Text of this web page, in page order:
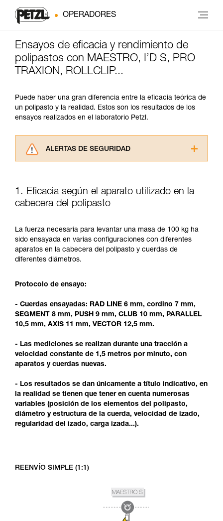
OPERADORES
Ensayos de eficacia y rendimiento de
polipastos con MAESTRO, I’D S, PRO
TRAXION, ROLLCLIP...
Puede haber una gran diferencia entre la eficacia teórica de
un polipasto y la realidad. Estos son los resultados de los
ensayos realizados en el laboratorio Petzl.
ALERTAS DE SEGURIDAD
consultarlo. Usted debe comprender la
información de la ficha técnica para poder
comprender este complemento informativo.
y un entrenamiento específico. Confirme a
través de un profesional su capacidad para
ejecutar estas técnicas, solo y con total
seguridad, antes de ejecutarlas de forma
su actividad. Pueden existir otras que no
1. Eficacia según el aparato utilizado en la
cabecera del polipasto
La fuerza necesaria para levantar una masa de 100 kg ha
sido ensayada en varias configuraciones con diferentes
aparatos en la cabecera del polipasto y cuerdas de
diferentes diámetros.
Protocolo de ensayo:
- Cuerdas ensayadas: RAD LINE 6 mm, cordino 7 mm,
SEGMENT 8 mm, PUSH 9 mm, CLUB 10 mm, PARALLEL
10,5 mm, AXIS 11 mm, VECTOR 12,5 mm.
- Las mediciones se realizan durante una tracción a
velocidad constante de 1,5 metros por minuto, con
aparatos y cuerdas nuevas.
- Los resultados se dan únicamente a título indicativo, en
la realidad se tienen que tener en cuenta numerosas
variables (posición de los elementos del polipasto,
diámetro y estructura de la cuerda, velocidad de izado,
regularidad del izado, carga izada...).
REENVÍO SIMPLE (1:1)